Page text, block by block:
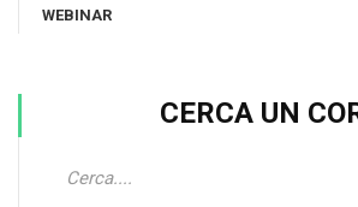
WEBINAR
CERCA UN